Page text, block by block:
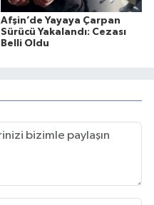
Afşin’de Yayaya Çarpan
Sürücü Yakalandı: Cezası
Belli Oldu